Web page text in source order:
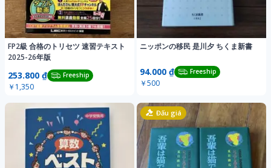
FP2級 合格のトリセツ 速習テキスト
2025-26年版
253.800 ₫ Freeship
￥1,350
ニッポンの移民 是川夕 ちくま新書
94.000 ₫ Freeship
￥500
Đấu giá